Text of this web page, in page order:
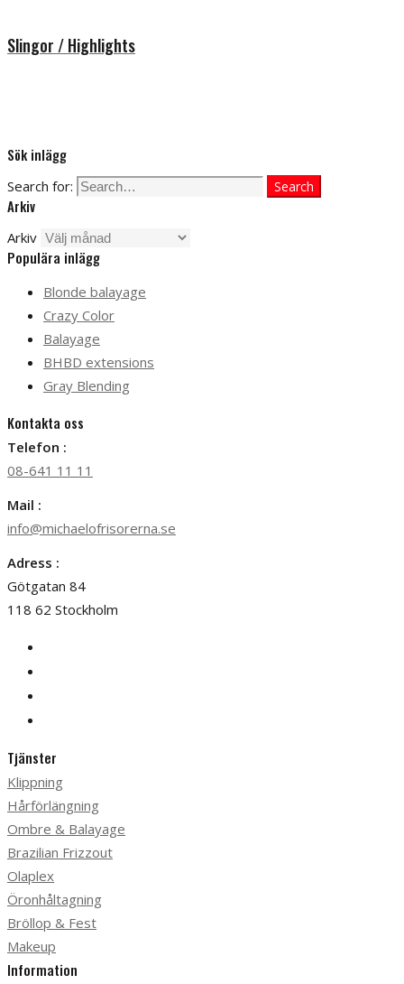
Slingor / Highlights
Sök inlägg
Search for: Search
Arkiv
Arkiv
Populära inlägg
Blonde balayage
Crazy Color
Balayage
BHBD extensions
Gray Blending
Kontakta oss
Telefon :
08-641 11 11
Mail :
info@michaelofrisorerna.se
Adress :
Götgatan 84
118 62 Stockholm
Tjänster
Klippning
Hårförlängning
Ombre & Balayage
Brazilian Frizzout
Olaplex
Öronhåltagning
Bröllop & Fest
Makeup
Information